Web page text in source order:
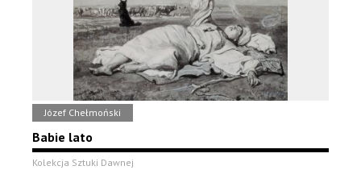
Józef Chełmoński
Babie lato
Kolekcja Sztuki Dawnej